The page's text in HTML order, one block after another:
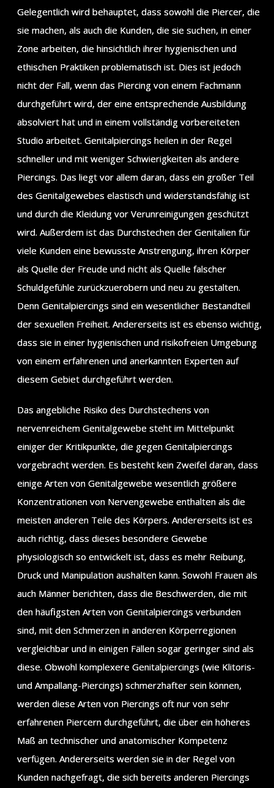
Gelegentlich wird behauptet, dass sowohl die Piercer, die
sie machen, als auch die Kunden, die sie suchen, in einer
Zone arbeiten, die hinsichtlich ihrer hygienischen und
ethischen Praktiken problematisch ist. Dies ist jedoch
nicht der Fall, wenn das Piercing von einem Fachmann
durchgeführt wird, der eine entsprechende Ausbildung
absolviert hat und in einem vollständig vorbereiteten
Studio arbeitet. Genitalpiercings heilen in der Regel
schneller und mit weniger Schwierigkeiten als andere
Piercings. Das liegt vor allem daran, dass ein großer Teil
des Genitalgewebes elastisch und widerstandsfähig ist
und durch die Kleidung vor Verunreinigungen geschützt
wird. Außerdem ist das Durchstechen der Genitalien für
viele Kunden eine bewusste Anstrengung, ihren Körper
als Quelle der Freude und nicht als Quelle falscher
Schuldgefühle zurückzuerobern und neu zu gestalten.
Denn Genitalpiercings sind ein wesentlicher Bestandteil
der sexuellen Freiheit. Andererseits ist es ebenso wichtig,
dass sie in einer hygienischen und risikofreien Umgebung
von einem erfahrenen und anerkannten Experten auf
diesem Gebiet durchgeführt werden.
Das angebliche Risiko des Durchstechens von
nervenreichem Genitalgewebe steht im Mittelpunkt
einiger der Kritikpunkte, die gegen Genitalpiercings
vorgebracht werden. Es besteht kein Zweifel daran, dass
einige Arten von Genitalgewebe wesentlich größere
Konzentrationen von Nervengewebe enthalten als die
meisten anderen Teile des Körpers. Andererseits ist es
auch richtig, dass dieses besondere Gewebe
physiologisch so entwickelt ist, dass es mehr Reibung,
Druck und Manipulation aushalten kann. Sowohl Frauen als
auch Männer berichten, dass die Beschwerden, die mit
den häufigsten Arten von Genitalpiercings verbunden
sind, mit den Schmerzen in anderen Körperregionen
vergleichbar und in einigen Fällen sogar geringer sind als
diese. Obwohl komplexere Genitalpiercings (wie Klitoris-
und Ampallang-Piercings) schmerzhafter sein können,
werden diese Arten von Piercings oft nur von sehr
erfahrenen Piercern durchgeführt, die über ein höheres
Maß an technischer und anatomischer Kompetenz
verfügen. Andererseits werden sie in der Regel von
Kunden nachgefragt, die sich bereits anderen Piercings